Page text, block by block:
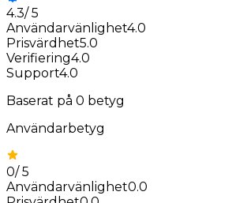
4.3/5
Användarvänlighet4.0
Prisvärdhet5.0
Verifiering4.0
Support4.0
Baserat på 0 betyg
Användarbetyg
0/5
Användarvänlighet0.0